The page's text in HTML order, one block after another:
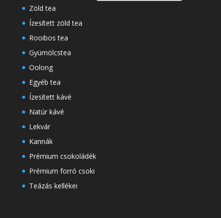
Zöld tea
Ízesített zöld tea
Rooibos tea
Gyümölcstea
Oolong
Egyéb tea
Ízesített kávé
Natúr kávé
Lekvár
Kannák
Prémium csokoládék
Prémium forró csoki
Teázás kellékei